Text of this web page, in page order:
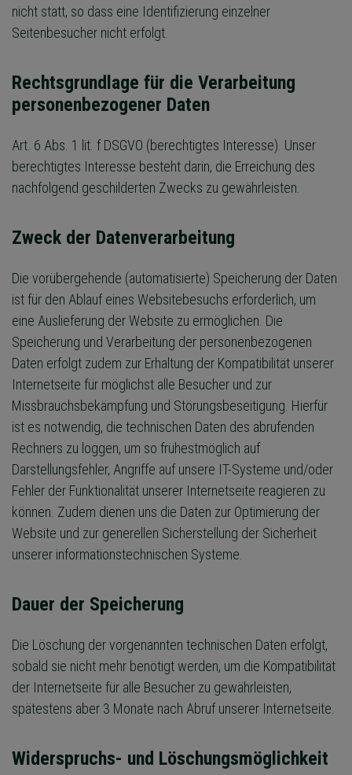
nicht statt, so dass eine Identifizierung einzelner
Seitenbesucher nicht erfolgt.
Rechtsgrundlage für die Verarbeitung
personenbezogener Daten
Art. 6 Abs. 1 lit. f DSGVO (berechtigtes Interesse). Unser
berechtigtes Interesse besteht darin, die Erreichung des
nachfolgend geschilderten Zwecks zu gewährleisten.
Zweck der Datenverarbeitung
Die vorübergehende (automatisierte) Speicherung der Daten
ist für den Ablauf eines Websitebesuchs erforderlich, um
eine Auslieferung der Website zu ermöglichen. Die
Speicherung und Verarbeitung der personenbezogenen
Daten erfolgt zudem zur Erhaltung der Kompatibilität unserer
Internetseite für möglichst alle Besucher und zur
Missbrauchsbekämpfung und Störungsbeseitigung. Hierfür
ist es notwendig, die technischen Daten des abrufenden
Rechners zu loggen, um so frühestmöglich auf
Darstellungsfehler, Angriffe auf unsere IT-Systeme und/oder
Fehler der Funktionalität unserer Internetseite reagieren zu
können. Zudem dienen uns die Daten zur Optimierung der
Website und zur generellen Sicherstellung der Sicherheit
unserer informationstechnischen Systeme.
Dauer der Speicherung
Die Löschung der vorgenannten technischen Daten erfolgt,
sobald sie nicht mehr benötigt werden, um die Kompatibilität
der Internetseite für alle Besucher zu gewährleisten,
spätestens aber 3 Monate nach Abruf unserer Internetseite.
Widerspruchs- und Löschungsmöglichkeit